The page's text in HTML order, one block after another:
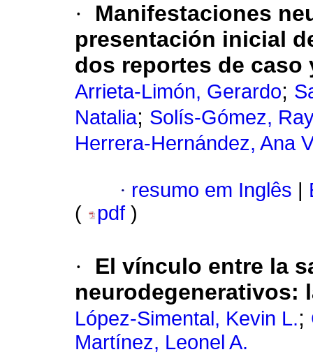
·
Manifestaciones
presentación inicial
dos reportes de
Arrieta-Limón, Gerardo;
Natalia; Solís-Gómez,
Herrera-Hernández, Ana
· resumo em Inglês
(
pdf )
·
El vínculo entre la
neurodegenerativos:
López-Simental, Kevin L.;
Martínez, Leonel A.